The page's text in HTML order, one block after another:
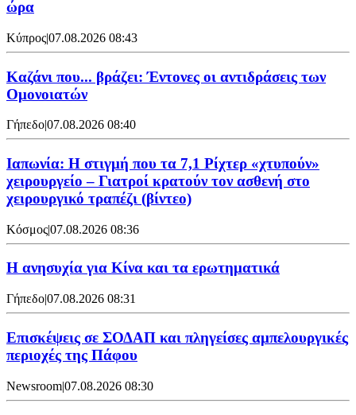
ώρα
Κύπρος|07.08.2026 08:43
Καζάνι που... βράζει: Έντονες οι αντιδράσεις των
Ομονοιατών
Γήπεδο|07.08.2026 08:40
Ιαπωνία: Η στιγμή που τα 7,1 Ρίχτερ «χτυπούν»
χειρουργείο – Γιατροί κρατούν τον ασθενή στο
χειρουργικό τραπέζι (βίντεο)
Κόσμος|07.08.2026 08:36
Η ανησυχία για Κίνα και τα ερωτηματικά
Γήπεδο|07.08.2026 08:31
Επισκέψεις σε ΣΟΔΑΠ και πληγείσες αμπελουργικές
περιοχές της Πάφου
Newsroom|07.08.2026 08:30